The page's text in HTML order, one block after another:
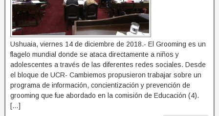
Ushuaia, viernes 14 de diciembre de 2018.- El Grooming es un
flagelo mundial donde se ataca directamente a niños y
adolescentes a través de las diferentes redes sociales. Desde
el bloque de UCR- Cambiemos propusieron trabajar sobre un
programa de información, concientización y prevención de
grooming que fue abordado en la comisión de Educación (4).
[…]